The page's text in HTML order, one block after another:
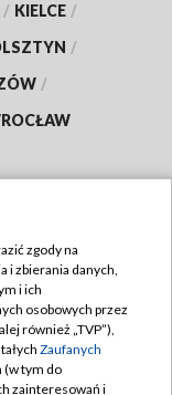
/ KIELCE /
/
/
zgody na
i zbierania danych,
i ich
osobowych przez
również „TVP”),
Zaufanych
(w tym do
zainteresowań i